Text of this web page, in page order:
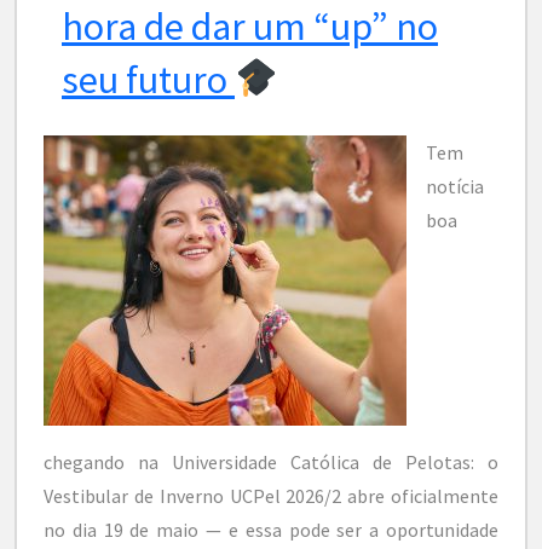
hora de dar um “up” no
seu futuro
Tem
notícia
boa
chegando na Universidade Católica de Pelotas: o
Vestibular de Inverno UCPel 2026/2 abre oficialmente
no dia 19 de maio — e essa pode ser a oportunidade